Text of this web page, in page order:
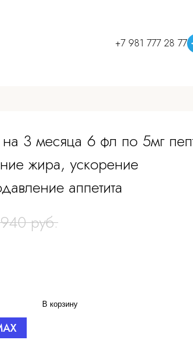
+7 981 777 28 77
3 месяца 6 фл по 5мг
жира, ускорение
аппетита
руб.
В корзину